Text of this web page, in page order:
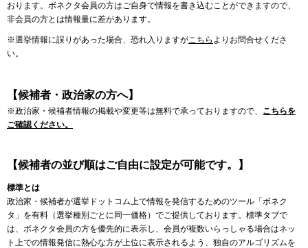
おります。ボネクタ会員の方はご自身で情報を書き込むことができますので、
非会員の方とは情報量に差があります。
※選挙情報に誤りがあった場合、恐れ入りますがこちら よりお問合せくださ
い。
【候補者・政治家の方へ】
※政治家・候補者情報の掲載や変更等は無料で承っておりますので、 こちらを
ご確認ください。
【候補者の並び順はご自由に設定が可能です。】
標準とは
政治家・候補者が選挙ドットコム上で情報を発信するためのツール「ボネク
タ」を有料（選挙種別ごとに同一価格）でご提供しております。標準タブで
は、ボネクタ会員の方を優先的に表示し、会員が複数いらっしゃる場合はネッ
ト上での情報発信に熱心な方が上位に表示されるよう、独自のアルゴリズムを